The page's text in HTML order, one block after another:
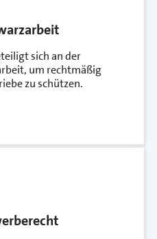
sich an der
um rechtmäßig
zu schützen.